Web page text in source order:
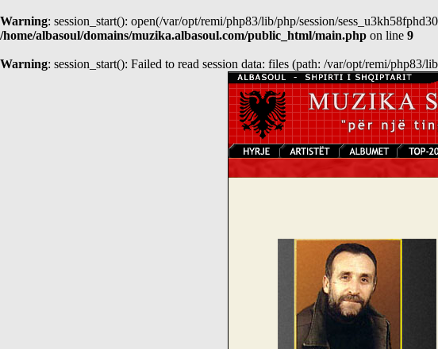
Warning: session_start(): open(/var/opt/remi/php83/lib/php/session/
/home/albasoul/domains/muzika.albasoul.com/public_html/main.php on line 9
Warning: session_start(): Failed to read session data: files (path: /var/opt/remi/php83/